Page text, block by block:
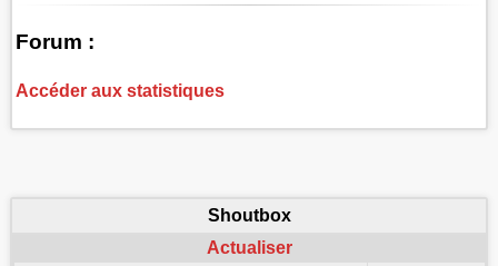
Forum :
Accéder aux statistiques
Shoutbox
Actualiser